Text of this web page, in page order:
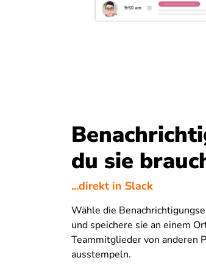
du sie
...direkt in Slack
Wähle die
und speichere sie an einem
Teammitglieder von anderen
ausstempeln.